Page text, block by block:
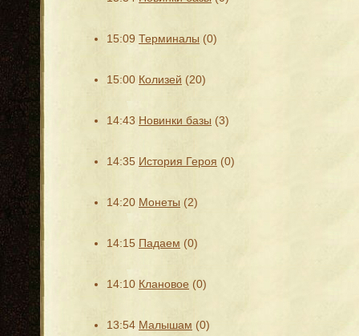
15:09 Терминалы (0)
15:00 Колизей (20)
14:43 Новинки базы (3)
14:35 История Героя (0)
14:20 Монеты (2)
14:15 Падаем (0)
14:10 Клановое (0)
13:54 Малышам (0)